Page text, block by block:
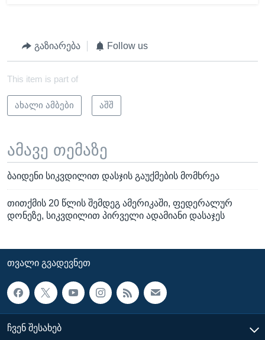
გაზიარება Follow us
This item is part of
ახალი ამბები აშშ
ამავე თემაზე
ბაიდენი სიკვდილით დასჯის გაუქმების მომხრეა
თითქმის 20 წლის შემდეგ ამერიკაში, ფედერალურ
დონეზე, სიკვდილით პირველი ადამიანი დასაჯეს
ᲗᲕᲐᲚᲘ ᲒᲕᲐᲓᲔᲕᲜᲔᲗ
ᲩᲕᲔᲜ ᲨᲔᲡᲐᲮᲔᲑ